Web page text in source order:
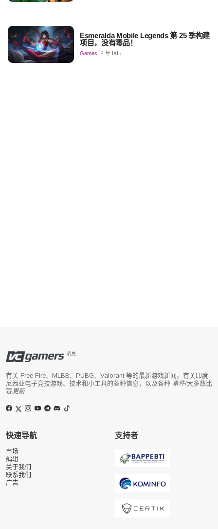
Esmeralda Mobile Legends 第 25 季构建
项目，没有毒品！
Games 4 年 lalu
消息
有关 Free Fire、MLBB、PUBG、Valorant 等的最新游戏新闻。有关印度
尼西亚电子竞技游戏、技术和小工具的各种信息，以及各种 事件/大多数比
赛 更新.
快速导航
市场
编辑
关于我们
联系我们
广告
支持者